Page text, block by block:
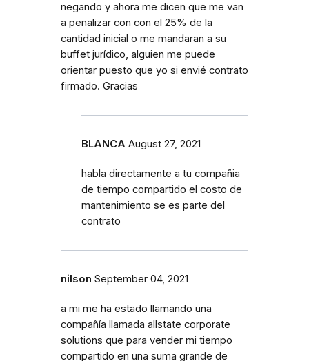
negando y ahora me dicen que me van
a penalizar con con el 25% de la
cantidad inicial o me mandaran a su
buffet jurídico, alguien me puede
orientar puesto que yo si envié contrato
firmado. Gracias
BLANCA August 27, 2021
habla directamente a tu compañia
de tiempo compartido el costo de
mantenimiento se es parte del
contrato
nilson September 04, 2021
a mi me ha estado llamando una
compañía llamada allstate corporate
solutions que para vender mi tiempo
compartido en una suma grande de